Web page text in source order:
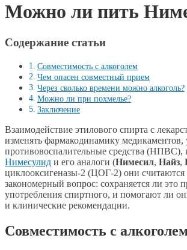
Можно ли пить
Содержание статьи
Совместимость с алкоголем
Чем опасен совместный прием
Через сколько времени можно алкоголь?
Можно ли при похмелье?
Заключение
Взаимодействие этилового спирта с
изменять фармакодинамику
противовоспалительные средства (НПВС),
Нимесулид и его аналоги (Нимесил, Найз,
циклооксигеназы-2 (ЦОГ-2) они
закономерный вопрос: сохраняется ли это
употребления спиртного, и помогают ли
и клинические рекомендации.
Совместимость с